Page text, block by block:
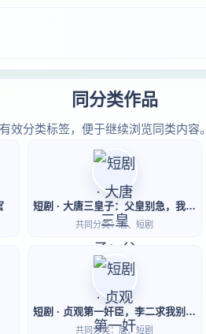
同分类作品
效分类标签，便于继续浏览同类内容。
短剧 · 大唐三皇子：父皇别急，我先落草为寇
共同分类：唐、短剧
短剧 · 贞观第一奸臣，李二求我别辞职！
共同分类：唐、短剧